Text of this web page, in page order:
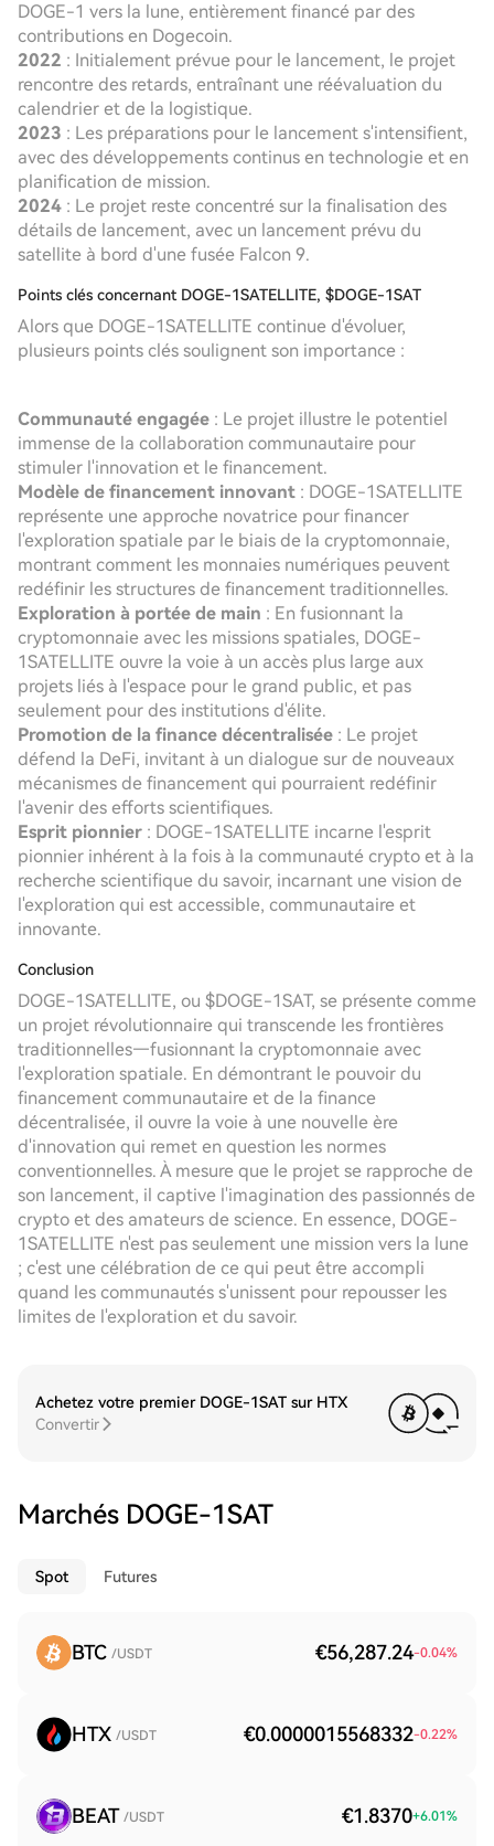
DOGE-1 vers la lune, entièrement financé par des
contributions en Dogecoin.
2022 : Initialement prévue pour le lancement, le projet
rencontre des retards, entraînant une réévaluation du
calendrier et de la logistique.
2023 : Les préparations pour le lancement s'intensifient,
avec des développements continus en technologie et en
planification de mission.
2024 : Le projet reste concentré sur la finalisation des
détails de lancement, avec un lancement prévu du
satellite à bord d'une fusée Falcon 9.
Points clés concernant DOGE-1SATELLITE, $DOGE-1SAT
Alors que DOGE-1SATELLITE continue d'évoluer,
plusieurs points clés soulignent son importance :
Communauté engagée : Le projet illustre le potentiel
immense de la collaboration communautaire pour
stimuler l'innovation et le financement.
Modèle de financement innovant : DOGE-1SATELLITE
représente une approche novatrice pour financer
l'exploration spatiale par le biais de la cryptomonnaie,
montrant comment les monnaies numériques peuvent
redéfinir les structures de financement traditionnelles.
Exploration à portée de main : En fusionnant la
cryptomonnaie avec les missions spatiales, DOGE-
1SATELLITE ouvre la voie à un accès plus large aux
projets liés à l'espace pour le grand public, et pas
seulement pour des institutions d'élite.
Promotion de la finance décentralisée : Le projet
défend la DeFi, invitant à un dialogue sur de nouveaux
mécanismes de financement qui pourraient redéfinir
l'avenir des efforts scientifiques.
Esprit pionnier : DOGE-1SATELLITE incarne l'esprit
pionnier inhérent à la fois à la communauté crypto et à la
recherche scientifique du savoir, incarnant une vision de
l'exploration qui est accessible, communautaire et
innovante.
Conclusion
DOGE-1SATELLITE, ou $DOGE-1SAT, se présente comme
un projet révolutionnaire qui transcende les frontières
traditionnelles—fusionnant la cryptomonnaie avec
l'exploration spatiale. En démontrant le pouvoir du
financement communautaire et de la finance
décentralisée, il ouvre la voie à une nouvelle ère
d'innovation qui remet en question les normes
conventionnelles. À mesure que le projet se rapproche de
son lancement, il captive l'imagination des passionnés de
crypto et des amateurs de science. En essence, DOGE-
1SATELLITE n'est pas seulement une mission vers la lune
; c'est une célébration de ce qui peut être accompli
quand les communautés s'unissent pour repousser les
limites de l'exploration et du savoir.
Achetez votre premier DOGE-1SAT sur HTX
Convertir
Marchés DOGE-1SAT
Spot Futures
BTC /USDT €56,287.24-0.04%
HTX /USDT €0.0000015568332-0.22%
BEAT /USDT €1.8370+6.01%